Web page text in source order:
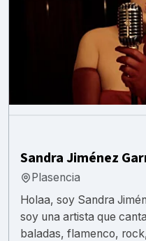
Sandra Jiménez
Plasencia
Holaa, soy Sandra
soy una artista que
baladas, flamenco,